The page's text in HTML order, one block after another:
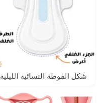
شكل الفوطة النسائية الليلية